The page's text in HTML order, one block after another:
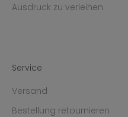
Ausdruck zu verleihen.
Service
Versand
Bestellung retournieren